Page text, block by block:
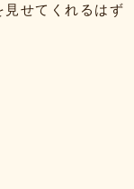
せてくれるはず